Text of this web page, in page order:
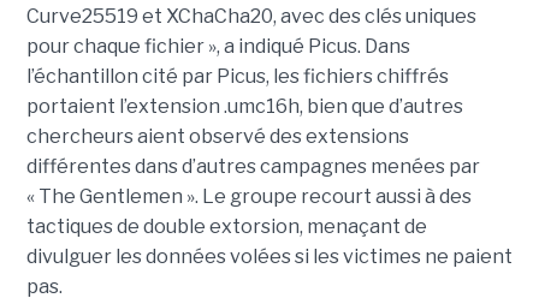
Curve25519 et XChaCha20, avec des clés uniques
pour chaque fichier », a indiqué Picus. Dans
l’échantillon cité par Picus, les fichiers chiffrés
portaient l’extension .umc16h, bien que d’autres
chercheurs aient observé des extensions
différentes dans d’autres campagnes menées par
« The Gentlemen ». Le groupe recourt aussi à des
tactiques de double extorsion, menaçant de
divulguer les données volées si les victimes ne paient
pas.